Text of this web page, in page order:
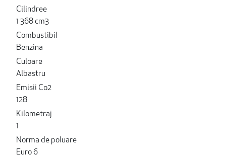
Cilindree
1 368 cm3
Combustibil
Benzina
Culoare
Albastru
Emisii Co2
128
Kilometraj
1
Norma de poluare
Euro 6